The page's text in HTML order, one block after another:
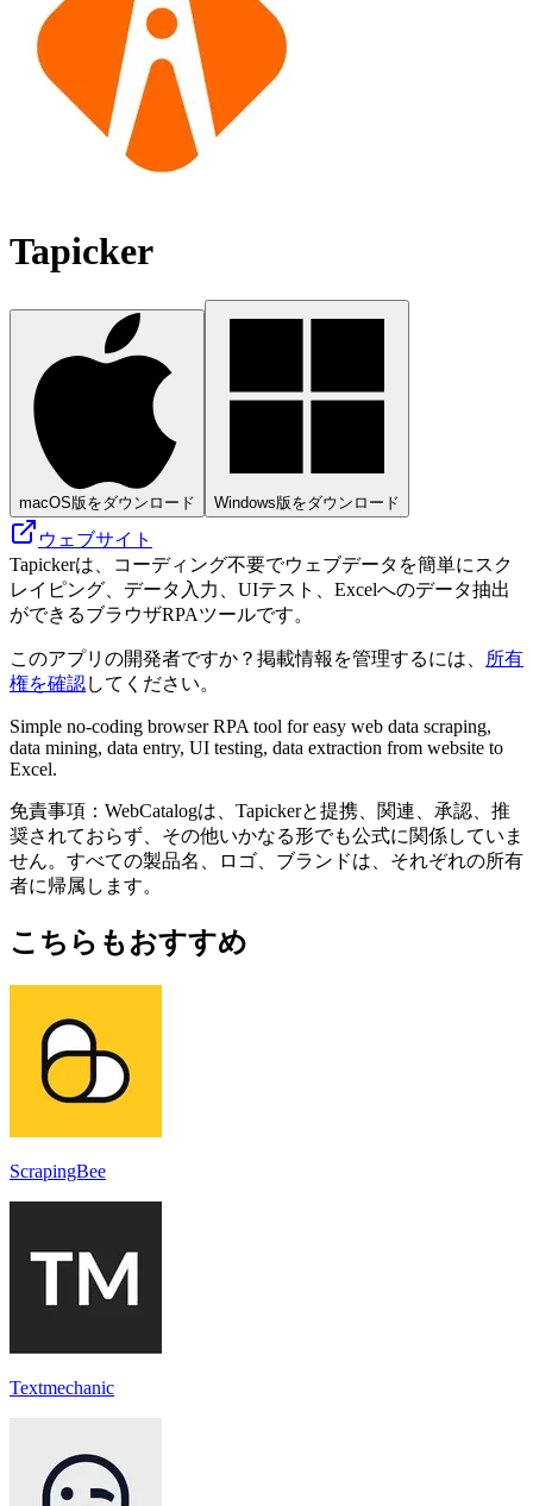
Tapicker
macOS版をダウンロード Windows版をダウンロード
ウェブサイト
Tapickerは、コーディング不要でウェブデータを簡単にスク
レイピング、データ入力、UIテスト、Excelへのデータ抽出
ができるブラウザRPAツールです。
このアプリの開発者ですか？掲載情報を管理するには、
所有
権を確認してください。
Simple no-coding browser RPA tool for easy web data scraping,
data mining, data entry, UI testing, data extraction from website to
Excel.
免責事項：WebCatalogは、Tapickerと提携、関連、承認、推
奨されておらず、その他いかなる形でも公式に関係していま
せん。すべての製品名、ロゴ、ブランドは、それぞれの所有
者に帰属します。
こちらもおすすめ
ScrapingBee
Textmechanic